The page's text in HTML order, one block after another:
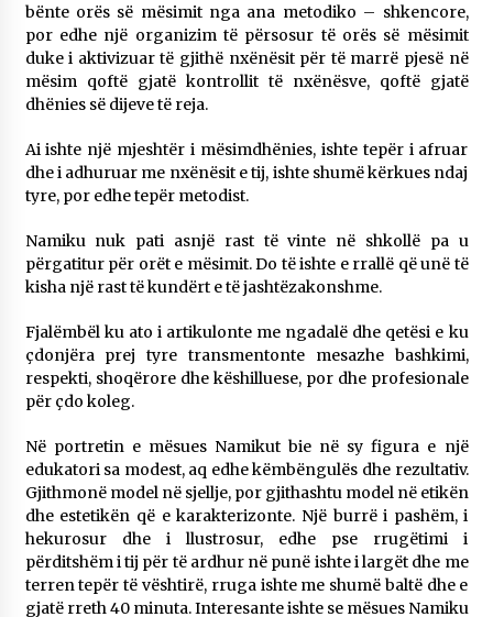
bënte orës së mësimit nga ana metodiko – shkencore,
por edhe një organizim të përsosur të orës së mësimit
duke i aktivizuar të gjithë nxënësit për të marrë pjesë në
mësim qoftë gjatë kontrollit të nxënësve, qoftë gjatë
dhënies së dijeve të reja.
Ai ishte një mjeshtër i mësimdhënies, ishte tepër i afruar
dhe i adhuruar me nxënësit e tij, ishte shumë kërkues ndaj
tyre, por edhe tepër metodist.
Namiku nuk pati asnjë rast të vinte në shkollë pa u
përgatitur për orët e mësimit. Do të ishte e rrallë që unë të
kisha një rast të kundërt e të jashtëzakonshme.
Fjalëmbël ku ato i artikulonte me ngadalë dhe qetësi e ku
çdonjëra prej tyre transmentonte mesazhe bashkimi,
respekti, shoqërore dhe këshilluese, por dhe profesionale
për çdo koleg.
Në portretin e mësues Namikut bie në sy figura e një
edukatori sa modest, aq edhe këmbëngulës dhe rezultativ.
Gjithmonë model në sjellje, por gjithashtu model në etikën
dhe estetikën që e karakterizonte. Një burrë i pashëm, i
hekurosur dhe i llustrosur, edhe pse rrugëtimi i
përditshëm i tij për të ardhur në punë ishte i largët dhe me
terren tepër të vështirë, rruga ishte me shumë baltë dhe e
gjatë rreth 40 minuta. Interesante ishte se mësues Namiku